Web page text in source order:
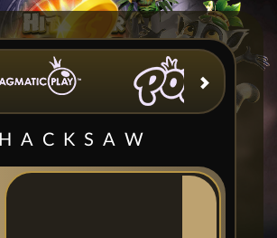
HACKSAW